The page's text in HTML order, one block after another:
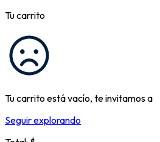
Tu carrito
Tu carrito está vacío, te invitamos a
Seguir explorando